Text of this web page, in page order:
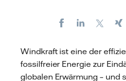
FacebookLinkedIn
Windkraft ist eine der
fossilfreier Energie zur
globalen Erwärmung – und